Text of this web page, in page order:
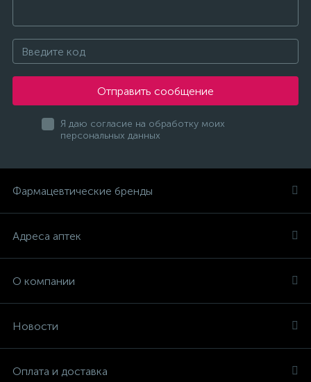
Отправить сообщение
Я даю согласие на обработку моих
персональных данных
Фармацевтические бренды
Адреса аптек
О компании
Новости
Оплата и доставка